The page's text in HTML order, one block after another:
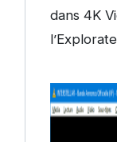
dans 4K